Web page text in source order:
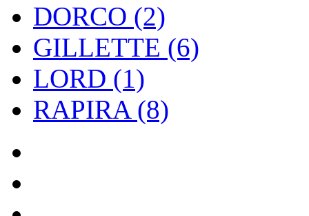
DORCO (2)
GILLETTE (6)
LORD (1)
RAPIRA (8)